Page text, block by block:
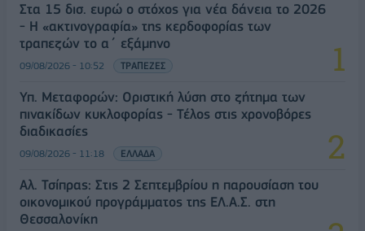
Στα 15 δισ. ευρώ ο στόχος για νέα δάνεια το 2026
- Η «ακτινογραφία» της κερδοφορίας των
τραπεζών το α΄ εξάμηνο
09/08/2026 - 10:52 ΤΡΑΠΕΖΕΣ
Υπ. Μεταφορών: Οριστική λύση στο ζήτημα των
πινακίδων κυκλοφορίας - Τέλος στις χρονοβόρες
διαδικασίες
09/08/2026 - 11:18 ΕΛΛΑΔΑ
Αλ. Τσίπρας: Στις 2 Σεπτεμβρίου η παρουσίαση του
οικονομικού προγράμματος της ΕΛ.Α.Σ. στη
Θεσσαλονίκη